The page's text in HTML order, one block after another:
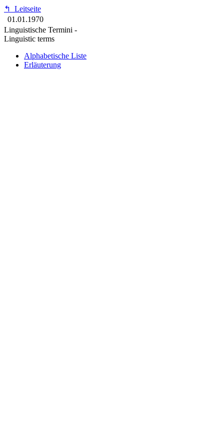
↰
Leitseite
01.01.1970
Linguistische Termini -
Linguistic terms
Alphabetische Liste
Erläuterung